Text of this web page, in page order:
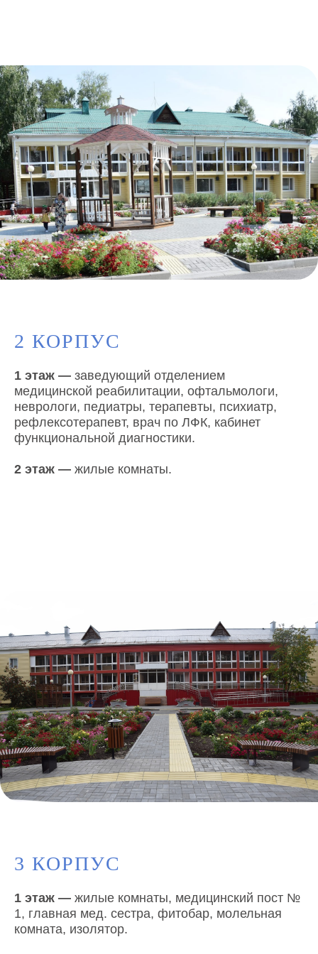
2 КОРПУС
1 этаж — заведующий отделением
медицинской реабилитации, офтальмологи,
неврологи, педиатры, терапевты, психиатр,
рефлексотерапевт, врач по ЛФК, кабинет
функциональной диагностики.
2 этаж — жилые комнаты.
3 КОРПУС
1 этаж — жилые комнаты, медицинский пост №
1, главная мед. сестра, фитобар, молельная
комната, изолятор.
О НАС
История учреждения
Структура и органы
Закупки
НОВОСТИ
Новости
СМИ